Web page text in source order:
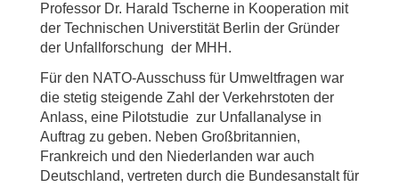
Professor Dr. Harald Tscherne in Kooperation mit
der Technischen Universtität Berlin der Gründer
der Unfallforschung der MHH.
Für den NATO-Ausschuss für Umweltfragen war
die stetig steigende Zahl der Verkehrstoten der
Anlass, eine Pilotstudie zur Unfallanalyse in
Auftrag zu geben. Neben Großbritannien,
Frankreich und den Niederlanden war auch
Deutschland, vertreten durch die Bundesanstalt für